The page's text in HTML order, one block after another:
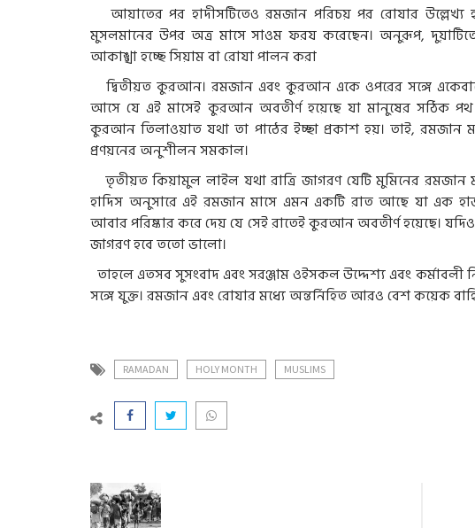
আয়াতের পর হাদীসটিতেও রমজান পরিচয় পর রোযার উল্লেখ্য
মুসলমানের উপর অত্র মাসে সাওম ফরয করেছেন। অনুরূপ,
আকাঙ্খা হচ্ছে সিয়াম বা রোযা পালন করা
দ্বিতীয়ত কুরআন। রমজান এবং কুরআন একে ওপরের সঙ্গে
আসে যে এই মাসেই কুরআন অবতীর্ণ হয়েছে যা মানুষের সঠিক পথ
কুরআন তিলাওয়াত যথা তা পাঠের ইচ্ছা প্রকাশ হয়। তাই, রমজান
প্রণয়নের অনুশীলন সমকাল।
তৃতীয়ত কিয়ামুল লাইল যথা রাত্রি জাগরণ যেটি মুমিনের রমজান
হাদিস অনুসারে এই রমজান মাসে এমন একটি রাত আছে যা এক
আবার পরিষ্কার করে দেয় যে সেই রাতেই কুরআন অবতীর্ণ হয়েছে। যদিও
জাগরণ হবে ততো ভালো।
তাহলে এতসব সুসংবাদ এবং সরঞ্জাম ওইসকল উদ্দেশ্য এবং কর্মাবলী
সঙ্গে যুক্ত। রমজান এবং রোযার মধ্যে অন্তর্নিহিত আরও বেশ কয়েক
RAMADAN HOLY MONTH MUSLIMS